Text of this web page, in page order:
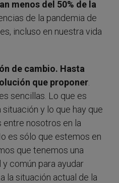
menos del 50% de la
de la pandemia de
incluso en nuestra vida
de cambio. Hasta
que proponer
sencillas. Lo que es
y lo que hay que
entre nosotros en la
es sólo que estemos en
que tenemos una
común para ayudar
la situación actual de la